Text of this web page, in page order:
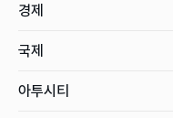
경제
국제
아투시티